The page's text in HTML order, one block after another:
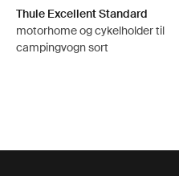
Thule Excellent Standard
motorhome og cykelholder til
campingvogn sort